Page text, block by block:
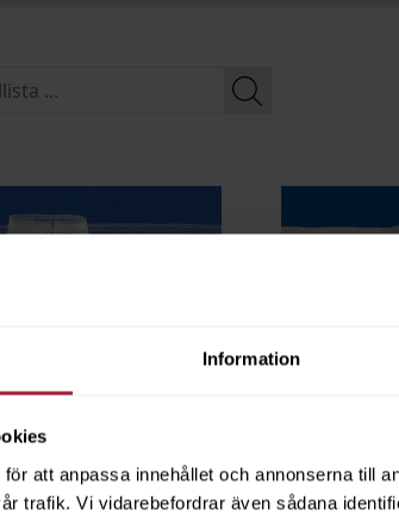
Information
att anpassa innehållet och annonserna till
trafik. Vi vidarebefordrar även sådana